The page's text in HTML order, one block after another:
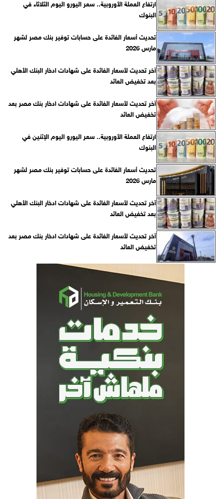
ارتفاع العملة الأوروبية.. سعر اليورو اليوم الثلاثاء في
البنوك
تحديث أسعار الفائدة على حسابات توفير بنك مصر لشهر
مارس 2026
آخر تحديث لأسعار الفائدة على شهادات ادخار البنك الأهلي
بعد تخفيض العائد
آخر تحديث لأسعار الفائدة على شهادات ادخار بنك مصر بعد
تخفيض العائد
ارتفاع العملة الأوروبية.. سعر اليورو اليوم الإثنين في
البنوك
تحديث أسعار الفائدة على حسابات توفير بنك مصر لشهر
مارس 2026
آخر تحديث لأسعار الفائدة على شهادات ادخار البنك الأهلي
بعد تخفيض العائد
آخر تحديث لأسعار الفائدة على شهادات ادخار بنك مصر بعد
تخفيض العائد